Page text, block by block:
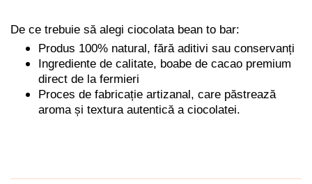
De ce trebuie să alegi ciocolata bean to bar:
Produs 100% natural, fără aditivi sau conservanți
Ingrediente de calitate, boabe de cacao premium
direct de la fermieri
Proces de fabricație artizanal, care păstrează
aroma și textura autentică a ciocolatei.